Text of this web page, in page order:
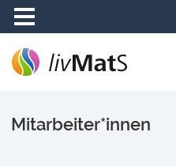
Mitarbeiter*innen